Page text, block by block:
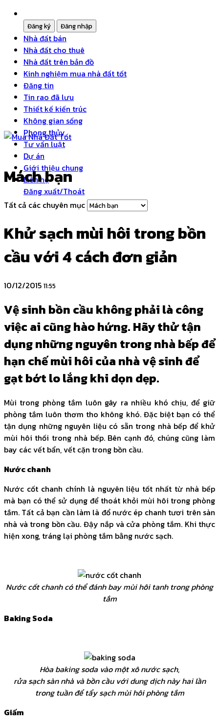
Nhà đất bán
Nhà đất cho thuê
Nhà đất trên bản đồ
Kinh nghiệm mua nhà đất tốt
Đăng tin
Tin rao đã lưu
Thiết kế kiến trúc
Không gian sống
Phong thủy
Tư vấn luật
Dự án
Giới thiệu chung
Liên hệ
Đăng xuất/Thoát
Mách bạn
Tất cả các chuyên mục
Khử sạch mùi hôi trong bồn
cầu với 4 cách đơn giản
10/12/2015 11:55
Vệ sinh bồn cầu không phải là công
việc ai cũng hào hứng. Hãy thử tận
dụng những nguyên trong nhà bếp để
hạn chế mùi hôi của nhà vệ sinh để
gạt bớt lo lắng khi dọn dẹp.
Mùi trong phòng tắm luôn gây ra nhiều khó chịu, để giữ
phòng tắm luôn thơm tho không khó. Đặc biệt bạn có thể
tận dụng những nguyên liệu có sẵn trong nhà bếp để khử
mùi hôi thối trong nhà bếp. Bên cạnh đó, chúng cũng làm
bay các vết bẩn, vết cặn trong bồn cầu.
Nước chanh
Nước cốt chanh chính là nguyên liệu tốt nhất từ nhà bếp
mà bạn có thể sử dụng để thoát khỏi mùi hôi trong phòng
tắm. Tất cả bạn cần làm là đổ nước ép chanh tươi trên sàn
nhà và trong bồn cầu. Đậy nắp và cửa phòng tắm. Khi thực
hiện xong, tráng lại phòng tắm bằng nước sạch.
Nước cốt chanh có thể đánh bay mùi hôi tanh trong phòng
tắm
Baking Soda
Hòa baking soda vào một xô nước sạch,
rửa sạch sàn nhà và bồn cầu với dung dịch này hai lần
trong tuần để tẩy sạch mùi hôi phòng tắm
Giấm